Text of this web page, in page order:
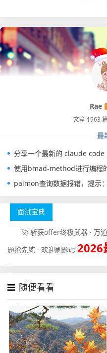
Rae
文章 1963
最
分享一个最新的 claude code 中
使用bmad-method进行编程
paimon查询数据报错，提示：The specified scan
面试宝典
🚀 斩获offer终极武器 · 万
题抢先练 · 欢迎刷题👉2026
随便看看